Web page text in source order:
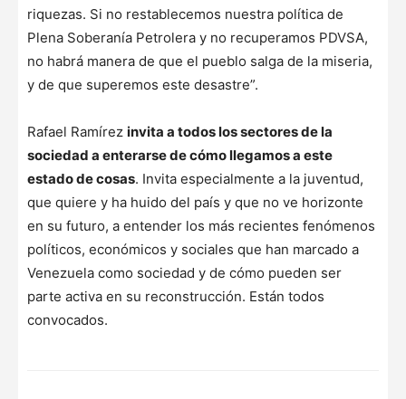
riquezas. Si no restablecemos nuestra política de
Plena Soberanía Petrolera y no recuperamos PDVSA,
no habrá manera de que el pueblo salga de la miseria,
y de que superemos este desastre”.
Rafael Ramírez invita a todos los sectores de la
sociedad a enterarse de cómo llegamos a este
estado de cosas. Invita especialmente a la juventud,
que quiere y ha huido del país y que no ve horizonte
en su futuro, a entender los más recientes fenómenos
políticos, económicos y sociales que han marcado a
Venezuela como sociedad y de cómo pueden ser
parte activa en su reconstrucción. Están todos
convocados.